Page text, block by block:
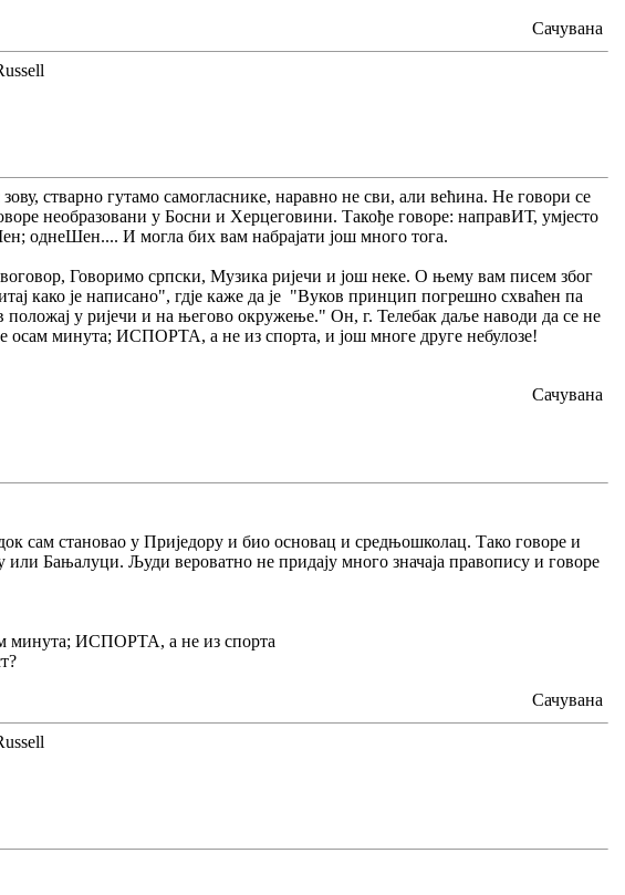
Сачувана
стварно гутамо самогласнике, наравно не сви, али већина. Не говори се
необразовани у Босни и Херцеговини. Такође говоре: направИТ, умјесто
однеШен.... И могла бих вам набрајати још много тога.
Говоримо српски, Музика ријечи и још неке. О њему вам писем због
како је написано", гдје каже да је "Вуков принцип погрешно схваћен па
положај у ријечи и на његово окружење." Он, г. Телебак даље наводи да се не
минута; ИСПОРТА, а не из спорта, и још многе друге небулозе!
Сачувана
сам становао у Приједору и био основац и средњошколац. Тако говоре и
Бањалуци. Људи вероватно не придају много значаја правопису и говоре
ИСПОРТА, а не из спорта
Сачувана